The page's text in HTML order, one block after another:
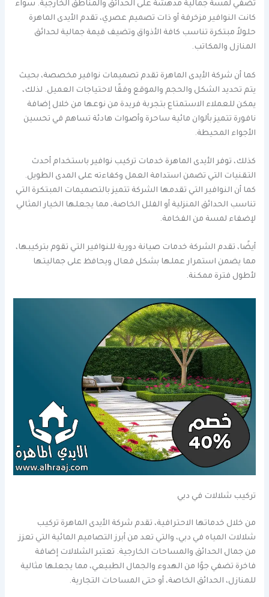
تضفي لمسة جمالية مدهشة على الحدائق والمناطق الخارجية. سواء
كانت النوافير مزخرفة أو ذات تصميم عصري، تقدم الأيدى الماهرة
حلولاً مبتكرة تناسب كافة الأذواق وتضيف قيمة جمالية لحدائق
المنازل والمكاتب.
كما أن شركة الأيدى الماهرة تقدم تصميمات نوافير مخصصة، بحيث
يتم تحديد الشكل والحجم والموقع وفقًا لاحتياجات العميل. لذلك،
يمكن للعملاء الاستمتاع بتجربة فريدة من نوعها من خلال إضافة
نافورة تتميز بألوان مائية ساحرة وأصوات هادئة تساهم في تحسين
الأجواء المحيطة.
كذلك، توفر الأيدى الماهرة خدمات تركيب نوافير باستخدام أحدث
التقنيات التي تضمن استدامة العمل وكفاءته على المدى الطويل.
كما أن النوافير التي تقدمها الشركة تتميز بالتصميمات المبتكرة التي
تناسب الحدائق المنزلية أو الفلل الخاصة، مما يجعلها الخيار المثالي
لإضفاء لمسة من الفخامة.
أيضًا، تقدم الشركة خدمات صيانة دورية للنوافير التي تقوم بتركيبها،
مما يضمن استمرار عملها بشكل فعال ويحافظ على جماليتها
لأطول فترة ممكنة.
تركيب شلالات في دبي
من خلال خدماتها الاحترافية، تقدم شركة الأيدى الماهرة تركيب
شلالات المياه في دبي، والتي تعد من أبرز التصاميم المائية التي تعزز
من جمال الحدائق والمساحات الخارجية. تعتبر الشلالات إضافة
فاخرة تضفي جوًا من الهدوء والجمال الطبيعي، مما يجعلها مثالية
للمنازل، الحدائق الخاصة، أو حتى المساحات التجارية.